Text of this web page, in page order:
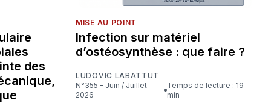
des
MISE AU POINT
Infection sur matériel
d’ostéosynthèse : que faire ?
LUDOVIC LABATTUT
N°355 - Juin / Juillet
2026
Temps de lecture : 19
min